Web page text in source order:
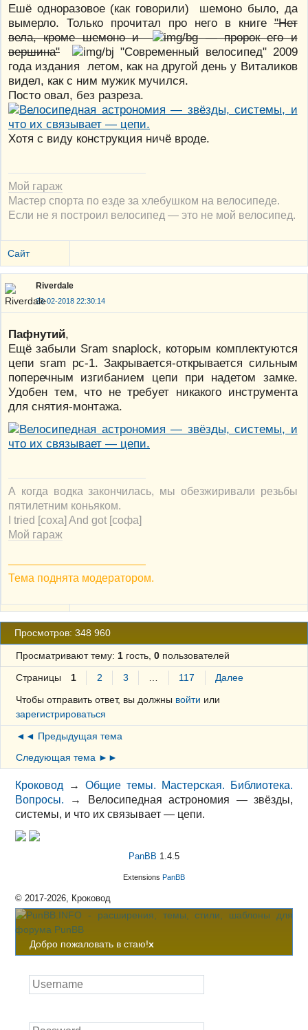
Ешё одноразовое (как говорили) шемоно было, да
вымерло. Только прочитал про него в книге"Нет
вела, кроме шемоно и
— пророк его и
вершина"
"Современный велосипед" 2009
года издания летом, как на другой день у Виталиков
видел, как с ним мужик мучился.
Посто овал, без разреза.
Хотя с виду конструкция ничё вроде.
Мой гараж
Мастер спорта по езде за хлебушком на велосипеде.
Если не я построил велосипед — это не мой велосипед.
Сайт
Riverdale
23-02-2018 22:30:14
Пафнутий,
Ещё забыли Sram snaplock, которым комплектуются
цепи sram pc-1. Закрывается-открывается сильным
поперечным изгибанием цепи при надетом замке.
Удобен тем, что не требует никакого инструмента
для снятия-монтажа.
А когда водка закончилась, мы обезжиривали резьбы
пятилетним коньяком.
I tried [соха] And got [софа]
Мой гараж
Тема поднята модератором.
Просмотров: 348 960
Просматривают тему: 1гость, 0пользователей
Страницы 1 2 3 … 117
Далее
Чтобы отправить ответ, вы должны войти или
зарегистрироваться
◄◄ Предыдущая тема
Следующая тема ►►
Кроковод →Общие темы. Мастерская. Библиотека.
Вопросы.
→
Велосипедная астрономия — звёзды,
системы, и что их связывает — цепи.
PanBB 1.4.5
Extensions PanBB
© 2017-2026, Кроковод
Добро пожаловать в стаю!x